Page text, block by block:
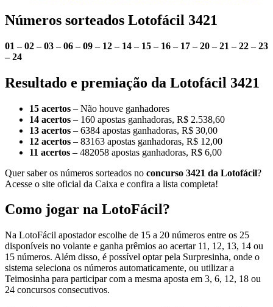
Números sorteados Lotofácil 3421
01 – 02 – 03 – 06 – 09 – 12 – 14 – 15 – 16 – 17 – 20 – 21 – 22 – 23
– 24
Resultado e premiação da Lotofácil 3421
15 acertos – Não houve ganhadores
14 acertos – 160 apostas ganhadoras, R$ 2.538,60
13 acertos – 6384 apostas ganhadoras, R$ 30,00
12 acertos – 83163 apostas ganhadoras, R$ 12,00
11 acertos – 482058 apostas ganhadoras, R$ 6,00
Quer saber os números sorteados no concurso 3421 da Lotofácil?
Acesse o site oficial da Caixa e confira a lista completa!
Como jogar na LotoFácil?
Na LotoFácil apostador escolhe de 15 a 20 números entre os 25
disponíveis no volante e ganha prêmios ao acertar 11, 12, 13, 14 ou
15 números. Além disso, é possível optar pela Surpresinha, onde o
sistema seleciona os números automaticamente, ou utilizar a
Teimosinha para participar com a mesma aposta em 3, 6, 12, 18 ou
24 concursos consecutivos.